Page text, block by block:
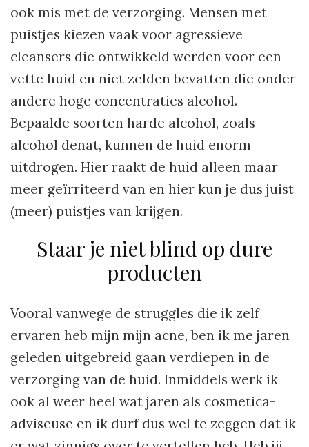
ook mis met de verzorging. Mensen met
puistjes kiezen vaak voor agressieve
cleansers die ontwikkeld werden voor een
vette huid en niet zelden bevatten die onder
andere hoge concentraties alcohol.
Bepaalde soorten harde alcohol, zoals
alcohol denat, kunnen de huid enorm
uitdrogen. Hier raakt de huid alleen maar
meer geïrriteerd van en hier kun je dus juist
(meer) puistjes van krijgen.
Staar je niet blind op dure
producten
Vooral vanwege de struggles die ik zelf
ervaren heb mijn mijn acne, ben ik me jaren
geleden uitgebreid gaan verdiepen in de
verzorging van de huid. Inmiddels werk ik
ook al weer heel wat jaren als cosmetica-
adviseuse en ik durf dus wel te zeggen dat ik